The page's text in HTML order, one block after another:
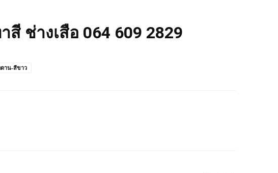
สี ช่างเสือ 064 609 2829
ดาน-สีขาว